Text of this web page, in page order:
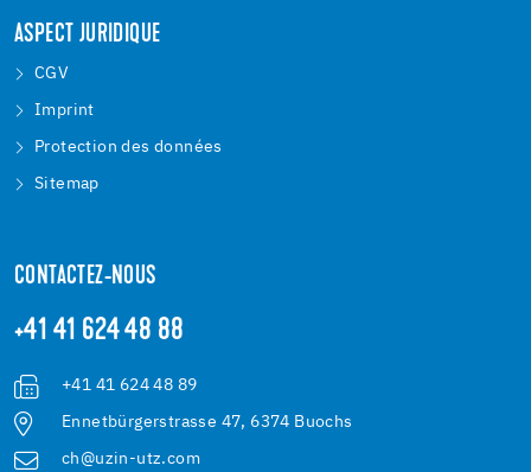
ASPECT JURIDIQUE
CGV
Imprint
Protection des données
Sitemap
CONTACTEZ-NOUS
+41 41 624 48 88
+41 41 624 48 89
Ennetbürgerstrasse 47, 6374 Buochs
ch@uzin-utz.com